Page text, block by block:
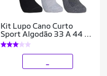
Kit Lupo Cano Curto
Sport Algodão 33 A 44 3
Pares De Meias